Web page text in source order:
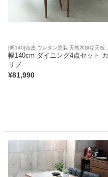
[幅140]合皮 ウレタン塗装 天然木無垢天板
アジャスター 合皮座面
幅140cm ダイニング4点セット カ
リブ
¥81,990